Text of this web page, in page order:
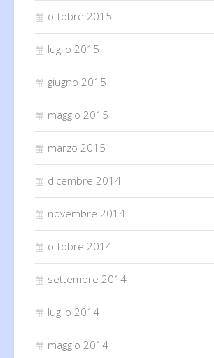
ottobre 2015
luglio 2015
giugno 2015
maggio 2015
marzo 2015
dicembre 2014
novembre 2014
ottobre 2014
settembre 2014
luglio 2014
maggio 2014